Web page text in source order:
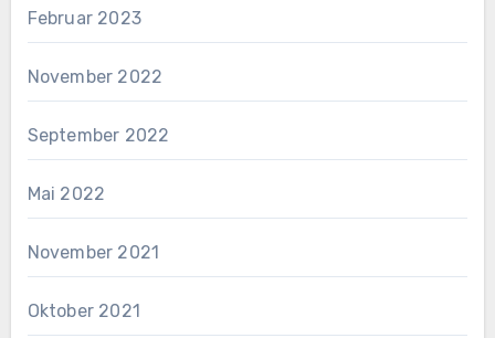
Februar 2023
November 2022
September 2022
Mai 2022
November 2021
Oktober 2021